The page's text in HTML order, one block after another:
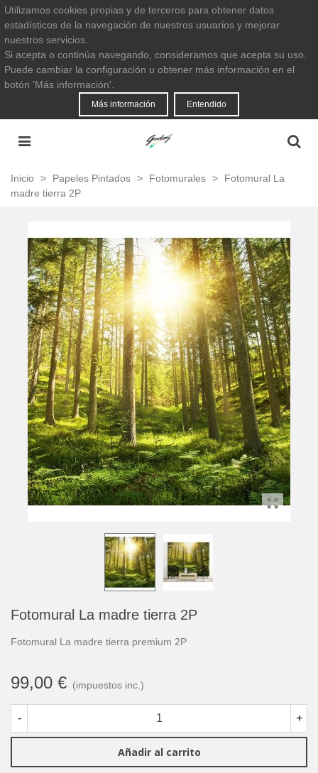
Utilizamos cookies propias y de terceros para obtener datos
estadísticos de la navegación de nuestros usuarios y mejorar
nuestros servicios.
Si acepta o continúa navegando, consideramos que acepta su uso.
Puede cambiar la configuración u obtener más información en el
botón 'Más información'.
Más información Entendido
Inicio > Papeles Pintados > Fotomurales >
Fotomural La
madre tierra 2P
Fotomural La madre tierra 2P
Fotomural La madre tierra premium 2P
99,00 € (impuestos inc.)
- +
Añadir al carrito